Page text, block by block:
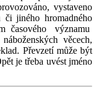
vystaveno
jiného hromadného
časového významu
věcech,
Převzetí může být
je třeba uvést jméno